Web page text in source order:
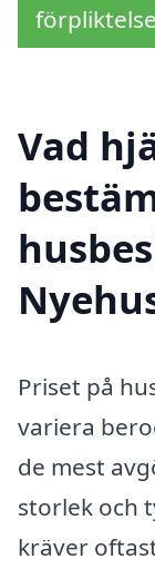
Vad
Priset på
variera
de mest
storlek och
kräver